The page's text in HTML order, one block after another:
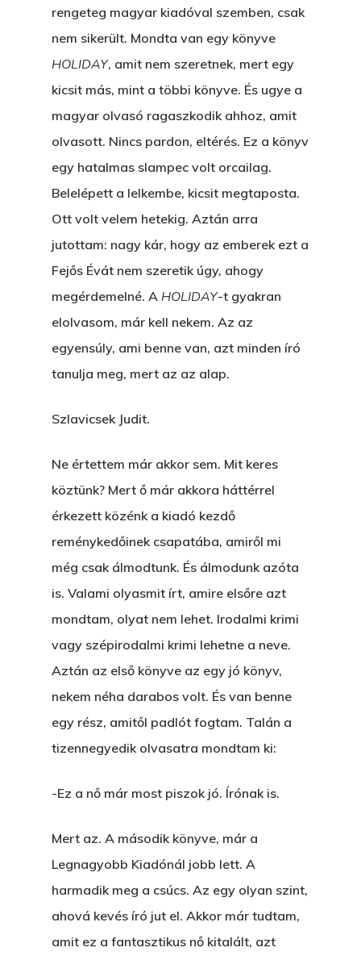
rengeteg magyar kiadóval szemben, csak
nem sikerült. Mondta van egy könyve
HOLIDAY, amit nem szeretnek, mert egy
kicsit más, mint a többi könyve. És ugye a
magyar olvasó ragaszkodik ahhoz, amit
olvasott. Nincs pardon, eltérés. Ez a könyv
egy hatalmas slampec volt orcailag.
Belelépett a lelkembe, kicsit megtaposta.
Ott volt velem hetekig. Aztán arra
jutottam: nagy kár, hogy az emberek ezt a
Fejős Évát nem szeretik úgy, ahogy
megérdemelné. A HOLIDAY-t gyakran
elolvasom, már kell nekem. Az az
egyensúly, ami benne van, azt minden író
tanulja meg, mert az az alap.
Szlavicsek Judit.
Ne értettem már akkor sem. Mit keres
köztünk? Mert ő már akkora háttérrel
érkezett közénk a kiadó kezdő
reménykedőinek csapatába, amiről mi
még csak álmodtunk. És álmodunk azóta
is. Valami olyasmit írt, amire elsőre azt
mondtam, olyat nem lehet. Irodalmi krimi
vagy szépirodalmi krimi lehetne a neve.
Aztán az első könyve az egy jó könyv,
nekem néha darabos volt. És van benne
egy rész, amitől padlót fogtam. Talán a
tizennegyedik olvasatra mondtam ki:
-Ez a nő már most piszok jó. Írónak is.
Mert az. A második könyve, már a
Legnagyobb Kiadónál jobb lett. A
harmadik meg a csúcs. Az egy olyan szint,
ahová kevés író jut el. Akkor már tudtam,
amit ez a fantasztikus nő kitalált, azt